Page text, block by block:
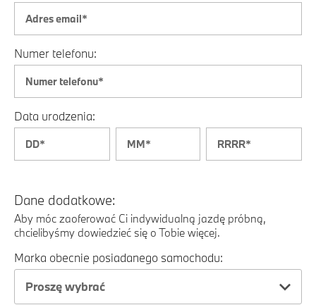
Numer telefonu:
Data urodzenia:
Dane dodatkowe:
Aby móc zaoferować Ci indywidualną jazdę próbną,
chcielibyśmy dowiedzieć się o Tobie więcej.
Marka obecnie posiadanego samochodu:
Proszę wybrać